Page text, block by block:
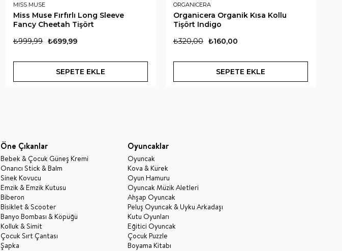
MISS MUSE
Miss Muse Fırfırlı Long Sleeve
Fancy Cheetah Tişört
₺699,99
₺999,99
SEPETE EKLE
ORGANICERA
Organicera Organik Kısa Kollu
Tişört Indigo
₺160,00
₺320,00
SEPETE EKLE
Öne Çıkanlar
Bebek & Çocuk Güneş Kremi
Onarıcı Stick & Balm
Sinek Kovucu
Emzik & Emzik Kutusu
Biberon
Bisiklet & Scooter
Banyo Bombası & Köpüğü
Kolluk & Simit
Çocuk Sırt Çantası
Şapka
Oyuncaklar
Oyuncak
Kova & Kürek
Oyun Hamuru
Oyuncak Müzik Aletleri
Ahşap Oyuncak
Peluş Oyuncak & Uyku Arkadaşı
Kutu Oyunları
Eğitici Oyuncak
Çocuk Puzzle
Boyama Kitabı